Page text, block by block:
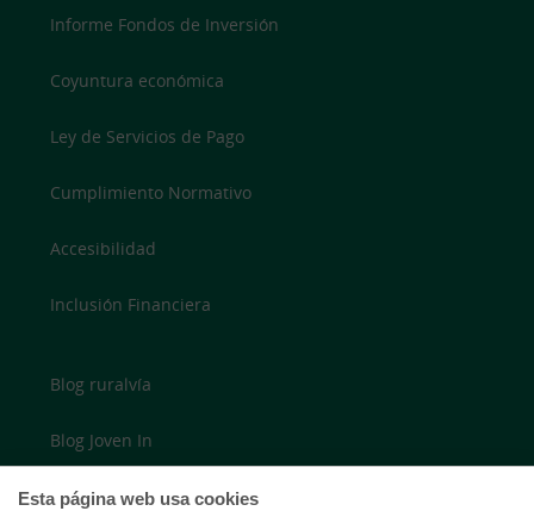
Esta página web usa cookies
Informe Fondos de Inversión
Coyuntura económica
Ley de Servicios de Pago
Cumplimiento Normativo
Accesibilidad
Inclusión Financiera
Blog ruralvía
Blog Joven In
Twitter